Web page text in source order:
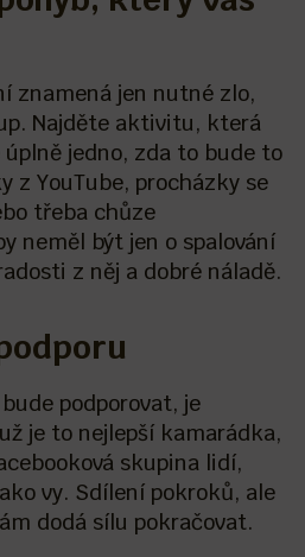
znamená jen nutné zlo,
Najděte aktivitu, která
jedno, zda to bude to
z YouTube, procházky se
třeba chůze
neměl být jen o spalování
z něj a dobré náladě.
podporovat, je
je to nejlepší kamarádka,
skupina lidí,
vy. Sdílení pokroků, ale
dodá sílu pokračovat.